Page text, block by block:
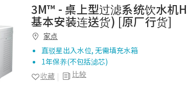
3M™ - 桌上型过滤系统饮水机
基本安装连送货) [原厂行货]
家点
直驳星出入水位, 无需填充水箱
1年保养(不包括滤芯)
比较
收藏